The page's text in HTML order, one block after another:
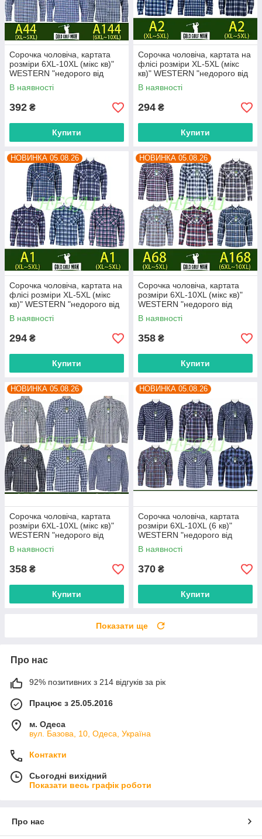
Сорочка чоловіча, картата
розміри 6XL-10XL (мікс кв)"
WESTERN "недорого від
прямого постачальника
В наявності
392 ₴
Купити
Сорочка чоловіча, картата на
флісі розміри XL-5XL (мікс
кв)" WESTERN "недорого від
прямого постачальника
В наявності
294 ₴
Купити
НОВИНКА 05.08.26
Сорочка чоловіча, картата на
флісі розміри XL-5XL (мікс
кв)" WESTERN "недорого від
прямого постачальника
В наявності
294 ₴
Купити
НОВИНКА 05.08.26
Сорочка чоловіча, картата
розміри 6XL-10XL (мікс кв)"
WESTERN "недорого від
прямого постачальника
В наявності
358 ₴
Купити
НОВИНКА 05.08.26
Сорочка чоловіча, картата
розміри 6XL-10XL (мікс кв)"
WESTERN "недорого від
прямого постачальника
В наявності
358 ₴
Купити
НОВИНКА 05.08.26
Сорочка чоловіча, картата
розміри 6XL-10XL (6 кв)"
WESTERN "недорого від
прямого постачальника
В наявності
370 ₴
Купити
Показати ще
Про нас
92% позитивних з 214 відгуків за рік
Працює з 25.05.2016
м. Одеса
вул. Базова, 10, Одеса, Україна
Контакти
Сьогодні вихідний
Показати весь графік роботи
Про нас